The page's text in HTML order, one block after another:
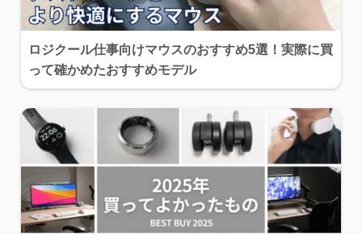
ロジクール仕事向けマウスのおすすめ5選！実際に買
って確かめたおすすめモデル